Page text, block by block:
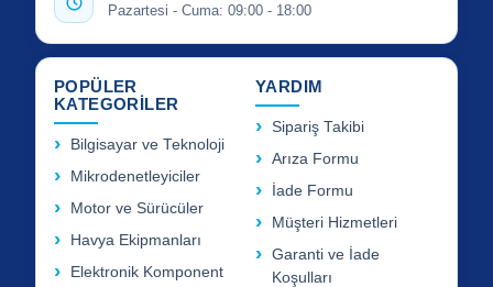
Pazartesi - Cuma: 09:00 - 18:00
POPÜLER
KATEGORİLER
Bilgisayar ve Teknoloji
Mikrodenetleyiciler
Motor ve Sürücüler
Havya Ekipmanları
Elektronik Komponent
YARDIM
Sipariş Takibi
Arıza Formu
İade Formu
Müşteri Hizmetleri
Garanti ve İade
Koşulları